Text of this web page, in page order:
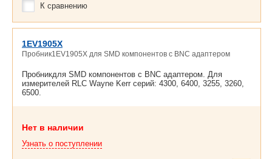
К сравнению
1EV1905X
Пробник1EV1905X для SMD компонентов с BNC адаптером
Пробникдля SMD компонентов с BNC адаптером. Для
измерителей RLC Wayne Kerr серий: 4300, 6400, 3255, 3260,
6500.
Нет в наличии
Узнать о поступлении